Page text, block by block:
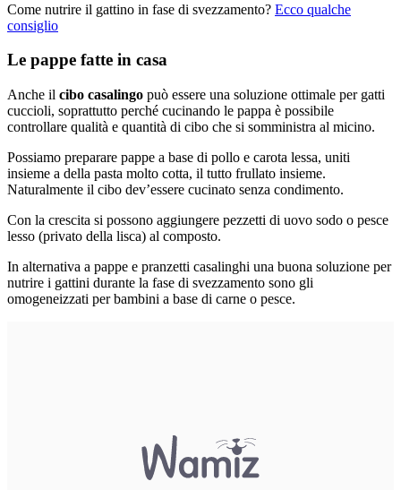
Come nutrire il gattino in fase di svezzamento? Ecco qualche
consiglio
Le pappe fatte in casa
Anche il cibo casalingo può essere una soluzione ottimale per gatti
cuccioli, soprattutto perché cucinando le pappa è possibile
controllare qualità e quantità di cibo che si somministra al micino.
Possiamo preparare pappe a base di pollo e carota lessa, uniti
insieme a della pasta molto cotta, il tutto frullato insieme.
Naturalmente il cibo dev’essere cucinato senza condimento.
Con la crescita si possono aggiungere pezzetti di uovo sodo o pesce
lesso (privato della lisca) al composto.
In alternativa a pappe e pranzetti casalinghi una buona soluzione per
nutrire i gattini durante la fase di svezzamento sono gli
omogeneizzati per bambini a base di carne o pesce.